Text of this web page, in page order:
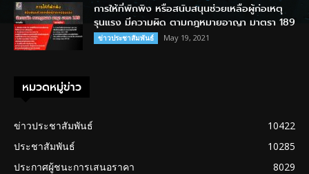
การให้ที่พักพิง หรือสนับสนุนช่วยเหลือผู้ก่อเหตุ
รุนแรง มีความผิด ตามกฎหมายอาญา มาตรา 189
ข่าวประชาสัมพันธ์ May 19, 2021
หมวดหมู่ข่าว
ข่าวประชาสัมพันธ์
10422
ประชาสัมพันธ์
10285
ประกาศผู้ชนะการเสนอราคา
8029